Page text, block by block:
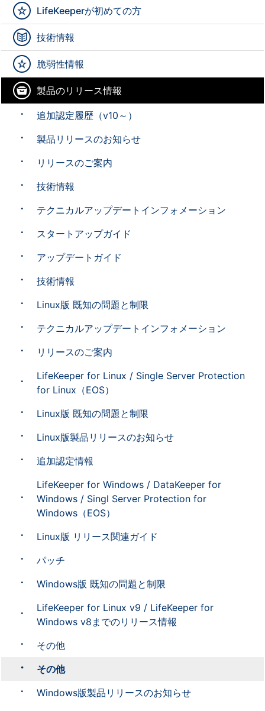
LifeKeeperが初めての方
技術情報
脆弱性情報
製品のリリース情報
追加認定履歴（v10～）
製品リリースのお知らせ
リリースのご案内
技術情報
テクニカルアップデートインフォメーション
スタートアップガイド
アップデートガイド
技術情報
Linux版 既知の問題と制限
テクニカルアップデートインフォメーション
リリースのご案内
LifeKeeper for Linux / Single Server Protection
for Linux（EOS）
Linux版 既知の問題と制限
Linux版製品リリースのお知らせ
追加認定情報
LifeKeeper for Windows / DataKeeper for
Windows / Singl Server Protection for
Windows（EOS）
Linux版 リリース関連ガイド
パッチ
Windows版 既知の問題と制限
LifeKeeper for Linux v9 / LifeKeeper for
Windows v8までのリリース情報
その他
その他
Windows版製品リリースのお知らせ